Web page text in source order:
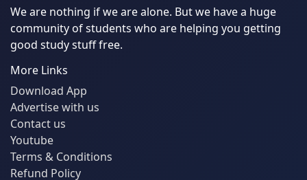
We are nothing if we are alone. But we have a huge
community of students who are helping you getting
good study stuff free.
More Links
Download App
Advertise with us
Contact us
Youtube
Terms & Conditions
Refund Policy